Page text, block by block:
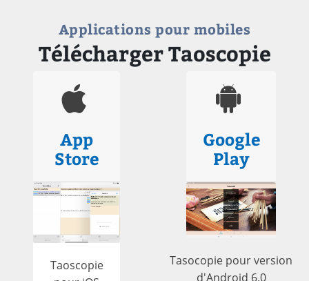
Applications pour mobiles
Télécharger Taoscopie
App
Store
Taoscopie
Google
Play
Tasocopie pour version
d'Android 6.0